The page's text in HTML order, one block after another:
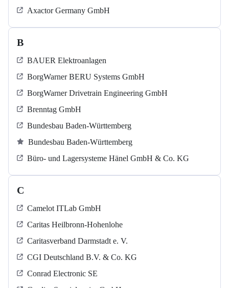
Axactor Germany GmbH
B
BAUER Elektroanlagen
BorgWarner BERU Systems GmbH
BorgWarner Drivetrain Engineering GmbH
Brenntag GmbH
Bundesbau Baden-Württemberg
Bundesbau Baden-Württemberg
Büro- und Lagersysteme Hänel GmbH & Co. KG
C
Camelot ITLab GmbH
Caritas Heilbronn-Hohenlohe
Caritasverband Darmstadt e. V.
CGI Deutschland B.V. & Co. KG
Conrad Electronic SE